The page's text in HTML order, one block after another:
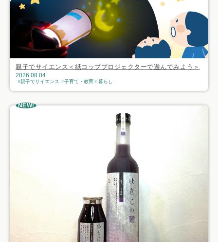
親子でサイエンス＜紙コッププロジェクターで遊んでみよう＞
2026.08.04
親子でサイエンス 子育て・教育 暮らし
NEW!